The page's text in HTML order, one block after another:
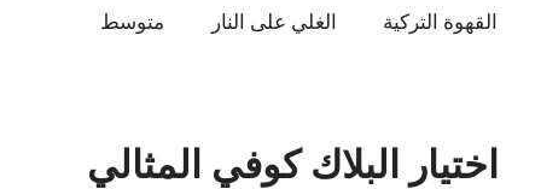
القهوة التركية الغلي على النار متوسط
اختيار البلاك كوفي المثالي